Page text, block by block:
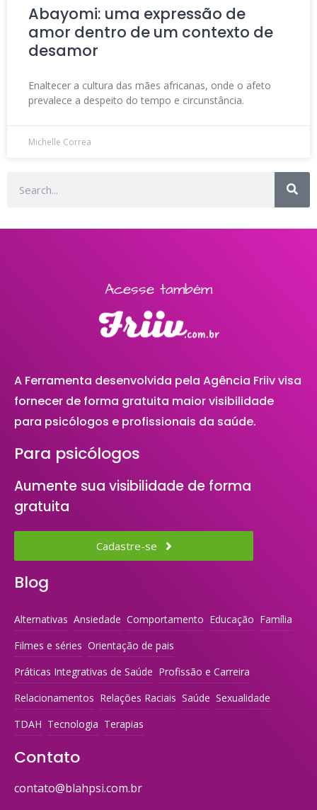
Abayomi: uma expressão de
amor dentro de um contexto de
desamor
Enaltecer a cultura das mães africanas, onde o afeto
prevalece a despeito do tempo e circunstância.
Michelle Correa
Acesse também
A Ferramenta desenvolvida pela Agência Friiv visa
fornecer de forma gratuita maior visibilidade
para psicólogos e profissionais da saúde.
Para psicólogos
Aumente sua visibilidade de forma
gratuita
Cadastre-se
Blog
Alternativas Ansiedade Comportamento Educação Família
Filmes e séries Orientação de pais
Práticas Integrativas de Saúde Profissão e Carreira
Relacionamentos Relações Raciais Saúde Sexualidade
TDAH Tecnologia Terapias
Contato
contato@blahpsi.com.br